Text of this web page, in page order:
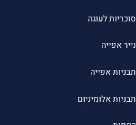
סוכריות לעוגה
נייר אפייה
תבניות אפייה
תבניות אלומיניום